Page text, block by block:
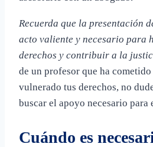
Recuerda que la presentación
acto valiente y necesario para
derechos y contribuir a la
de un profesor que ha
vulnerado tus derechos, no
buscar el apoyo necesario
Cuándo es